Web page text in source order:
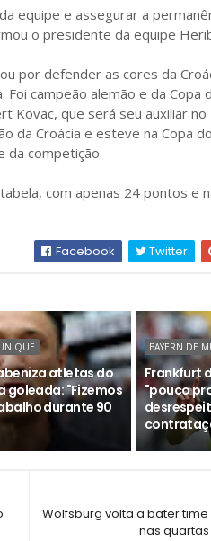
equipe e assegurar a
o presidente da equipe
por defender as cores da
campeão alemão e da Copa
Kovac, que será seu auxiliar
da Croácia e esteve na Copa
da competição.
com apenas 24 pontos e
Facebook Twitter
atletas do
goleada: "Fizemos
durante 90
BAYERN DE
Frankfurt
"pouco
Wolfsburg volta a bater
nas